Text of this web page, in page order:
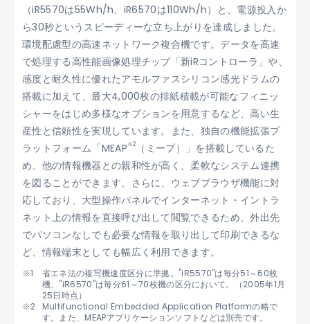
（iR5570は55Wh/h、iR6570は110Wh/h）と、電源投入か
ら30秒というスピーディーな立ち上がりを達成しました。
環境配慮型の高速ネットワーク複合機です。データを高速
で処理する高性能画像処理チップ「新iRコントローラ」や、
感度と耐久性に優れたアモルファスシリコン感光ドラムの
搭載に加えて、最大4,000枚の排紙積載が可能なフィニッ
シャーをはじめ多様なオプションを用意するなど、高い生
産性と信頼性を実現しています。また、独自の機能拡張プ
ラットフォーム「MEAP※2
（ミープ）」を搭載しているた
め、他の情報機器との親和性が高く、柔軟なシステム連携
を図ることができます。さらに、ウェブブラウザ機能に対
応しており、大型操作パネルでインターネット・イントラ
ネット上の情報を直接呼び出して閲覧できるため、外出先
でパソコンなしでも必要な情報を取り出して印刷できるな
ど、情報端末としても幅広く利用できます。
省エネ法の複写機速度区分に準拠。"iR5570"は毎分51～60枚
機、"iR6570"は毎分61～70枚機の区分において。（2005年1月
25日時点）
Multifunctional Embedded Application Platformの略で
す。また、MEAPアプリケーションソフトなどは別売です。